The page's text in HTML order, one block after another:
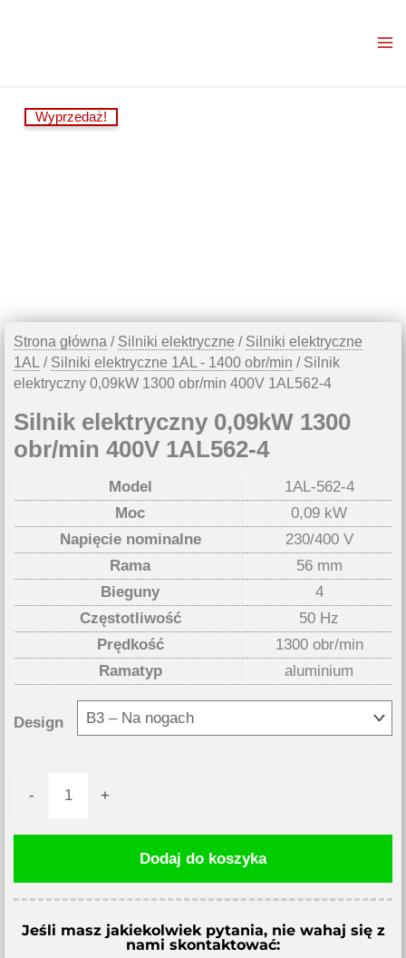
Wyprzedaż!
Strona główna / Silniki elektryczne / Silniki elektryczne
1AL / Silniki elektryczne 1AL - 1400 obr/min / Silnik
elektryczny 0,09kW 1300 obr/min 400V 1AL562-4
Silnik elektryczny 0,09kW 1300
obr/min 400V 1AL562-4
Model
1AL-562-4
Moc
0,09 kW
Napięcie nominalne
230/400 V
Rama
56 mm
Bieguny
4
Częstotliwość
50 Hz
Prędkość
1300 obr/min
Ramatyp
aluminium
Design
-
elektryczny
1300
400V
+
Dodaj do koszyka
Jeśli masz jakiekolwiek pytania, nie wahaj się z
nami skontaktować: